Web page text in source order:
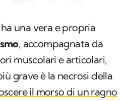
una vera e propria
, accompagnata da
muscolari e articolari,
grave è la necrosi della
il morso di un ragno